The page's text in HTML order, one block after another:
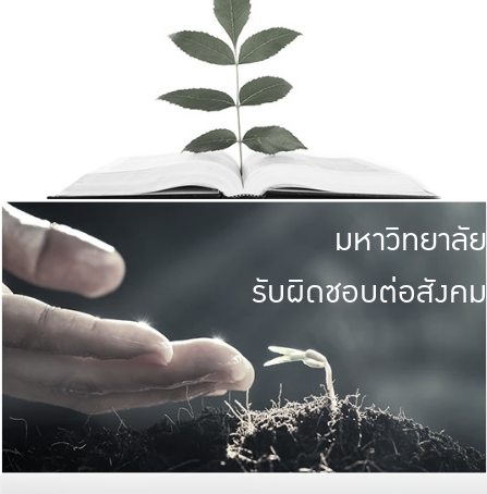
มหาวิทยาลัย
รับผิดชอบต่อสังคม